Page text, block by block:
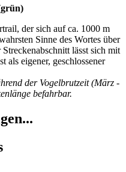
der sich auf ca. 1000 m
Sinne des Wortes über
lässt sich mit
als eigener, geschlossener
der Vogelbrutzeit (März -
befahrbar.